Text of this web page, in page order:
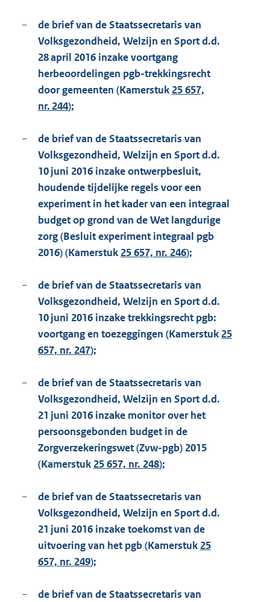
−
de brief van de Staatssecretaris van
Volksgezondheid, Welzijn en Sport d.d.
28 april 2016 inzake voortgang
herbeoordelingen pgb-trekkingsrecht
door gemeenten (Kamerstuk 25 657,
nr. 244);
−
de brief van de Staatssecretaris van
Volksgezondheid, Welzijn en Sport d.d.
10 juni 2016 inzake ontwerpbesluit,
houdende tijdelijke regels voor een
experiment in het kader van een integraal
budget op grond van de Wet langdurige
zorg (Besluit experiment integraal pgb
2016) (Kamerstuk 25 657, nr. 246);
−
de brief van de Staatssecretaris van
Volksgezondheid, Welzijn en Sport d.d.
10 juni 2016 inzake trekkingsrecht pgb:
voortgang en toezeggingen (Kamerstuk 25
657, nr. 247);
−
de brief van de Staatssecretaris van
Volksgezondheid, Welzijn en Sport d.d.
21 juni 2016 inzake monitor over het
persoonsgebonden budget in de
Zorgverzekeringswet (Zvw-pgb) 2015
(Kamerstuk 25 657, nr. 248);
−
de brief van de Staatssecretaris van
Volksgezondheid, Welzijn en Sport d.d.
21 juni 2016 inzake toekomst van de
uitvoering van het pgb (Kamerstuk 25
657, nr. 249);
−
de brief van de Staatssecretaris van